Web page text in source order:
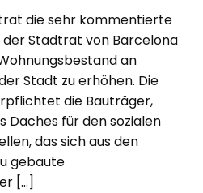
trat die sehr kommentierte
Stadtrat von Barcelona
an
Stadt zu erhöhen. Die
die Bauträger,
Daches für den sozialen
das sich aus den
gebaute
[…]